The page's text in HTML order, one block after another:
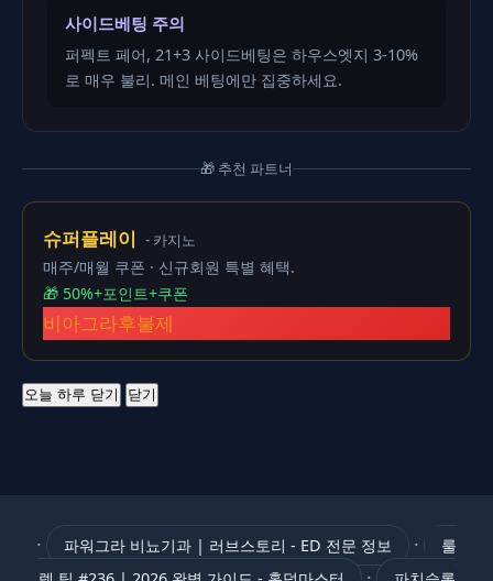
사이드베팅 주의
퍼펙트 페어, 21+3 사이드베팅은 하우스엣지 3-10%
로 매우 불리. 메인 베팅에만 집중하세요.
🎁 추천 파트너
슈퍼플레이 - 카지노
매주/매월 쿠폰 · 신규회원 특별 혜택.
🎁 50%+포인트+쿠폰
비아그라후불제
오늘 하루 닫기 닫기
· 파워그라 비뇨기과 | 러브스토리 - ED 전문 정보 ·
룰